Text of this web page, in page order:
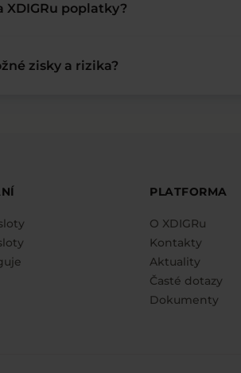
XDIGRu poplatky?
zisky a rizika?
PLATFORMA
O XDIGRu
Kontakty
Aktuality
Časté dotazy
Dokumenty